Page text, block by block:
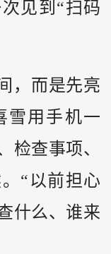
见到“扫码
，而是先亮
雪用手机一
检查事项、
“以前担心
什么、谁来